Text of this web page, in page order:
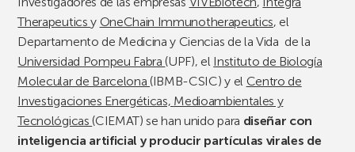
Therapeuticsy OneChain Immunotherapeutics, el
Departamento de Medicina y Ciencias de la Vida de la
Universidad Pompeu Fabra(UPF), el Instituto de Biología
Molecular de Barcelona(IBMB-CSIC) y el Centro de
Investigaciones Energéticas, Medioambientales y
Tecnológicas(CIEMAT) se han unido para diseñar con
inteligencia artificial y producir partículas virales de